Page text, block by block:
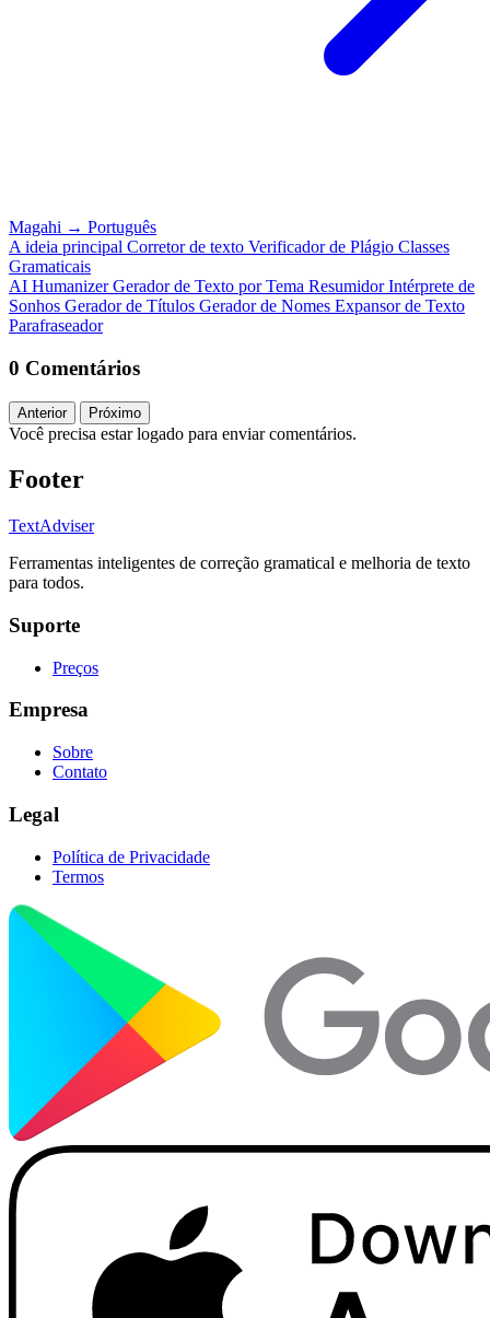
Magahi → Português
A ideia principal Corretor de texto Verificador de Plágio Classes
Gramaticais
AI HumanizerGerador de Texto por Tema ResumidorIntérprete de
Sonhos Gerador de Títulos Gerador de Nomes Expansor de Texto
Parafraseador
0 Comentários
Anterior Próximo
Você precisa estar logado para enviar comentários.
Footer
TextAdviser
Ferramentas inteligentes de correção gramatical e melhoria de texto
para todos.
Suporte
Preços
Empresa
Sobre
Contato
Legal
Política de Privacidade
Termos